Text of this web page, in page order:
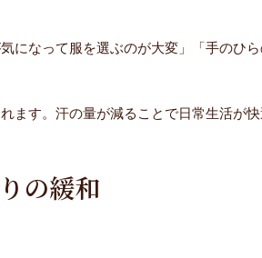
になって服を選ぶのが大変」「手のひ
ます。汗の量が減ることで日常生活が
の緩和